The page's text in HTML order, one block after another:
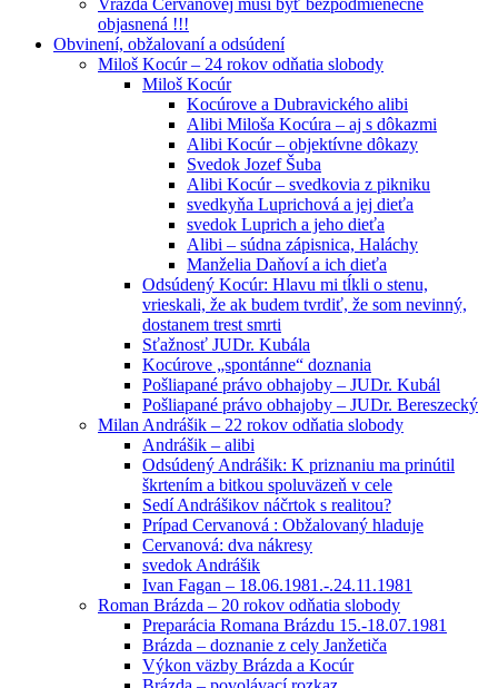
objasnená !!!
Obvinení, obžalovaní a odsúdení
Miloš Kocúr – 24 rokov odňatia slobody
Miloš Kocúr
Kocúrove a Dubravického alibi
Alibi Miloša Kocúra – aj s dôkazmi
Alibi Kocúr – objektívne dôkazy
Svedok Jozef Šuba
Alibi Kocúr – svedkovia z pikniku
svedkyňa Luprichová a jej dieťa
svedok Luprich a jeho dieťa
Alibi – súdna zápisnica, Haláchy
Manželia Daňoví a ich dieťa
Odsúdený Kocúr: Hlavu mi tĺkli o stenu,
vrieskali, že ak budem tvrdiť, že som nevinný,
dostanem trest smrti
Sťažnosť JUDr. Kubála
Kocúrove „spontánne“ doznania
Pošliapané právo obhajoby – JUDr. Kubál
Pošliapané právo obhajoby – JUDr. Bereszecký
Milan Andrášik – 22 rokov odňatia slobody
Andrášik – alibi
Odsúdený Andrášik: K priznaniu ma prinútil
škrtením a bitkou spoluväzeň v cele
Sedí Andrášikov náčrtok s realitou?
Prípad Cervanová : Obžalovaný hladuje
Cervanová: dva nákresy
svedok Andrášik
Ivan Fagan – 18.06.1981.-.24.11.1981
Roman Brázda – 20 rokov odňatia slobody
Preparácia Romana Brázdu 15.-18.07.1981
Brázda – doznanie z cely Janžetiča
Výkon väzby Brázda a Kocúr